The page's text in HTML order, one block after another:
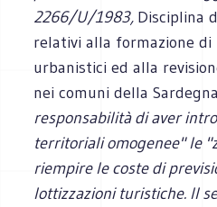
2266/U/1983, Disciplina
relativi alla formazione
urbanistici ed alla
nei comuni della Sardegna
responsabilità di aver
territoriali omogenee" le
riempire le coste di
lottizzazioni turistiche. Il